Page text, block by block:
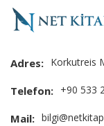
Adres: Korkutreis
Telefon: +90 533
Mail: